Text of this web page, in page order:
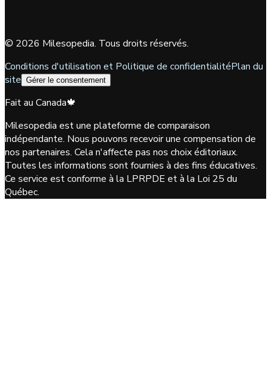
© 2026 Milesopedia. Tous droits réservés.
Conditions d'utilisation et Politique de confidentialitéPlan du
site Gérer le consentement
Fait au Canada🍁
Milesopedia est une plateforme de comparaison
indépendante. Nous pouvons recevoir une compensation de
nos partenaires. Cela n'affecte pas nos choix éditoriaux.
Toutes les informations sont fournies à des fins éducatives.
Ce service est conforme à la LPRPDE et à la Loi 25 du
Québec.